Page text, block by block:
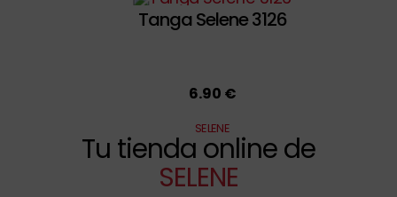
Tanga Selene 3126
6.90 €
SELENE
Tu tienda online de
SELENE